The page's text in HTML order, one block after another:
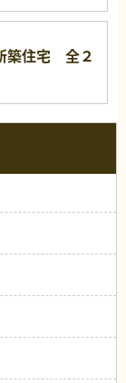
築住宅 全２